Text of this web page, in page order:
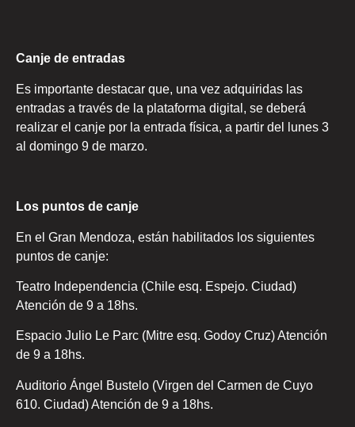
Canje de entradas
Es importante destacar que, una vez adquiridas las
entradas a través de la plataforma digital, se deberá
realizar el canje por la entrada física, a partir del lunes 3
al domingo 9 de marzo.
Los puntos de canje
En el Gran Mendoza, están habilitados los siguientes
puntos de canje:
Teatro Independencia (Chile esq. Espejo. Ciudad)
Atención de 9 a 18hs.
Espacio Julio Le Parc (Mitre esq. Godoy Cruz) Atención
de 9 a 18hs.
Auditorio Ángel Bustelo (Virgen del Carmen de Cuyo
610. Ciudad) Atención de 9 a 18hs.